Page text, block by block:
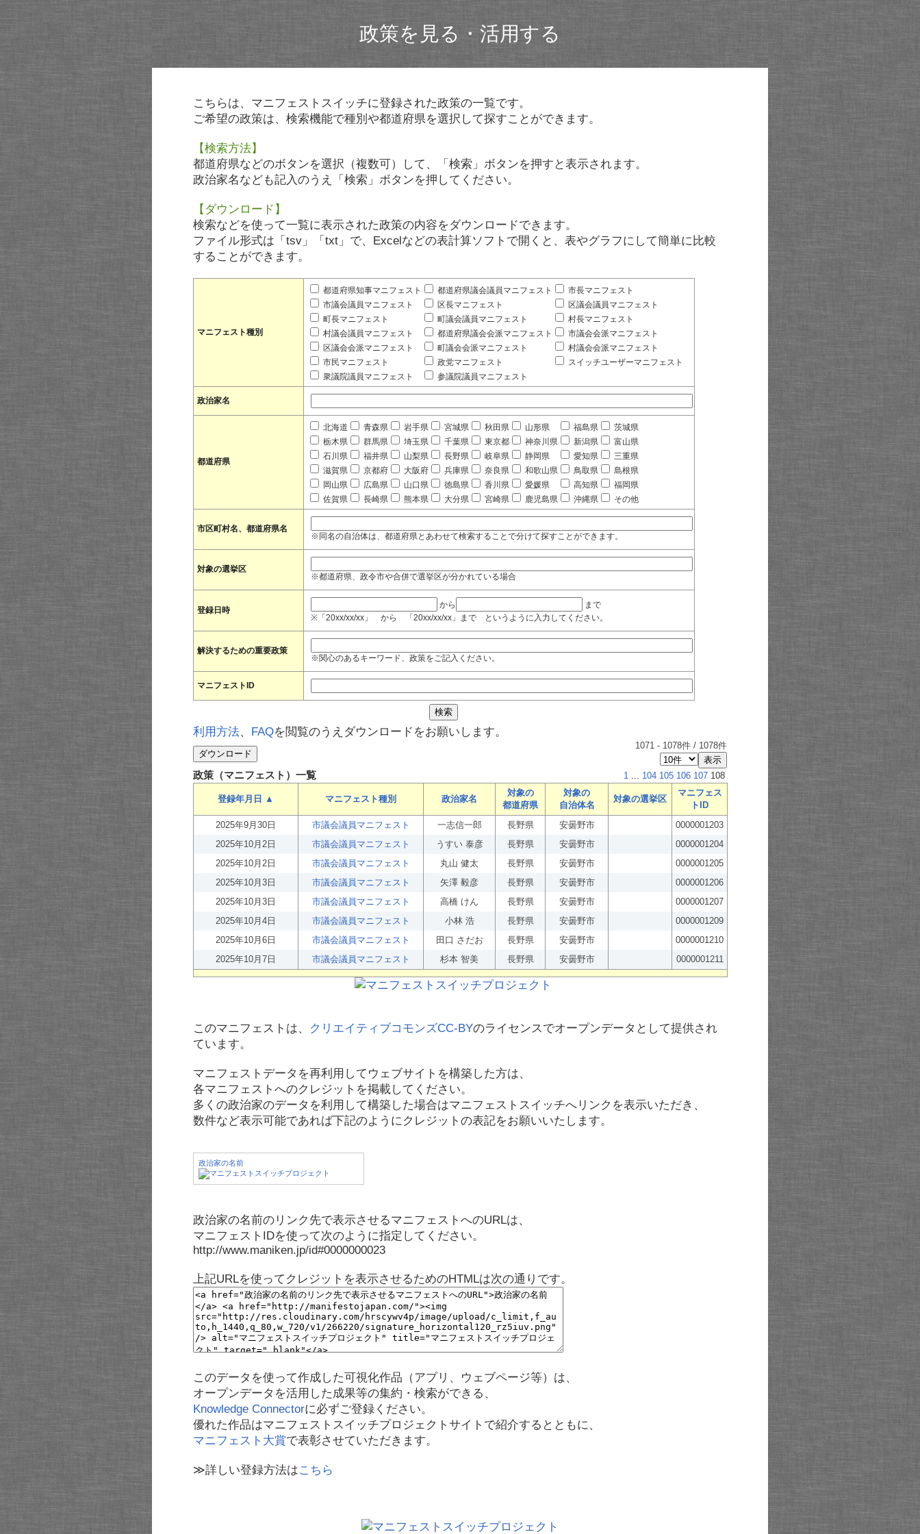
政策を見る・活用する
こちらは、マニフェストスイッチに登録された政策の一覧です。
ご希望の政策は、検索機能で種別や都道府県を選択して探すことができます。
【検索方法】
都道府県などのボタンを選択（複数可）して、「検索」ボタンを押すと表示されます。
政治家名なども記入のうえ「検索」ボタンを押してください。
【ダウンロード】
検索などを使って一覧に表示された政策の内容をダウンロードできます。
ファイル形式は「tsv」「txt」で、Excelなどの表計算ソフトで開くと、表やグラフにして簡単に比較
することができます。
マニフェスト種別
都道府県知事マニフェスト 都道府県議会議員マニフェスト
市長マニフェスト
市議会議員マニフェスト
区長マニフェスト
区議会議員マニフェスト
町長マニフェスト
町議会議員マニフェスト
村長マニフェスト
村議会議員マニフェスト
都道府県議会会派マニフェスト
市議会会派マニフェスト
区議会会派マニフェスト
町議会会派マニフェスト
村議会会派マニフェスト
市民マニフェスト
政党マニフェスト
スイッチユーザーマニフェスト
衆議院議員マニフェスト
参議院議員マニフェスト
政治家名
都道府県
北海道 青森県 岩手県 宮城県 秋田県 山形県 福島県
茨城県
栃木県
群馬県 埼玉県 千葉県 東京都 神奈川県 新潟県
富山県
石川県
福井県 山梨県 長野県 岐阜県 静岡県 愛知県
三重県
滋賀県
京都府 大阪府 兵庫県 奈良県 和歌山県 鳥取県
島根県
岡山県
広島県 山口県 徳島県 香川県 愛媛県 高知県
福岡県
佐賀県
長崎県 熊本県 大分県 宮崎県 鹿児島県 沖縄県 その他
市区町村名、都道府県名
※同名の自治体は、都道府県とあわせて検索することで分けて探すことができます。
対象の選挙区
※都道府県、政令市や合併で選挙区が分かれている場合
登録日時
から
まで
※「20xx/xx/xx」 から 「20xx/xx/xx」まで というように入力してください。
解決するための重要政策
※関心のあるキーワード、政策をご記入ください。
マニフェストID
利用方法、 FAQを閲覧のうえダウンロードをお願いします。
1071 - 1078件 / 1078件
政策（マニフェスト）一覧 1 ... 104 105 106 107 108
登録年月日 ▲ マニフェスト種別 政治家名
対象の
都道府県
対象の
自治体名
対象の選挙区
マニフェス
トID
2025年9月30日
市議会議員マニフェスト 一志信一郎 長野県 安曇野市
0000001203
2025年10月2日
市議会議員マニフェスト うすい 泰彦 長野県 安曇野市
0000001204
2025年10月2日
市議会議員マニフェスト 丸山 健太 長野県 安曇野市
0000001205
2025年10月3日
市議会議員マニフェスト 矢澤 毅彦 長野県 安曇野市
0000001206
2025年10月3日
市議会議員マニフェスト 高橋 けん 長野県 安曇野市
0000001207
2025年10月4日
市議会議員マニフェスト 小林 浩 長野県 安曇野市
0000001209
2025年10月6日
市議会議員マニフェスト 田口 さだお 長野県 安曇野市
0000001210
2025年10月7日
市議会議員マニフェスト 杉本 智美 長野県 安曇野市 0000001211
このマニフェストは、 クリエイティブコモンズCC-BYのライセンスでオープンデータとして提供され
ています。
マニフェストデータを再利用してウェブサイトを構築した方は、
各マニフェストへのクレジットを掲載してください。
多くの政治家のデータを利用して構築した場合はマニフェストスイッチへリンクを表示いただき、
数件など表示可能であれば下記のようにクレジットの表記をお願いいたします。
政治家の名前
政治家の名前のリンク先で表示させるマニフェストへのURLは、
マニフェストIDを使って次のように指定してください。
http://www.maniken.jp/id#0000000023
上記URLを使ってクレジットを表示させるためのHTMLは次の通りです。
このデータを使って作成した可視化作品（アプリ、ウェブページ等）は、
オープンデータを活用した成果等の集約・検索ができる、
Knowledge Connectorに必ずご登録ください。
優れた作品はマニフェストスイッチプロジェクトサイトで紹介するとともに、
マニフェスト大賞で表彰させていただきます。
≫詳しい登録方法はこちら